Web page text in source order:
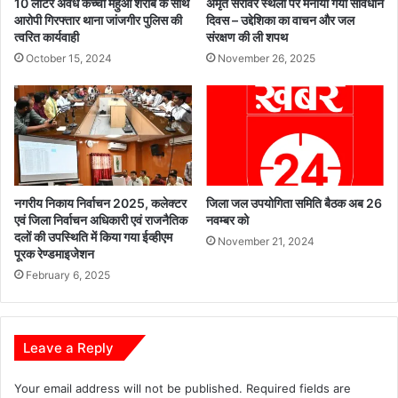
क
र
ण
र
दि
या
ग
या
जो
र
का
स
म्मा
,
ग्रा
म
चा
य
तों
में
आ
यो
त
हु
आ
न
10 लीटर अवैध कच्ची महुआ शराब के साथ
आरोपी गिरफ्तार थाना जांजगीर पुलिस की
त्वरित कार्यवाही
October 15, 2024
अमृत सरोवर स्थलों पर मनाया गया संविधान
दिवस – उद्देशिका का वाचन और जल
संरक्षण की ली शपथ
November 26, 2025
नगरीय निकाय निर्वाचन 2025, कलेक्टर
एवं जिला निर्वाचन अधिकारी एवं राजनैतिक
दलों की उपस्थिति में किया गया ईव्हीएम
पूरक रेण्डमाइजेशन
February 6, 2025
जिला जल उपयोगिता समिति बैठक अब 26
नवम्बर को
November 21, 2024
Leave a Reply
Your email address will not be published. Required fields are